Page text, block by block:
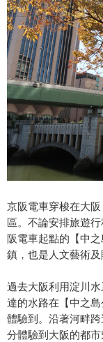
京阪電車穿梭在大
區。不論安排旅遊
阪電車起點的【中
鎮，也是人文藝術及
過去大阪利用淀川
達的水路在【中之
體驗到。沿著河畔
分體驗到大阪的都市